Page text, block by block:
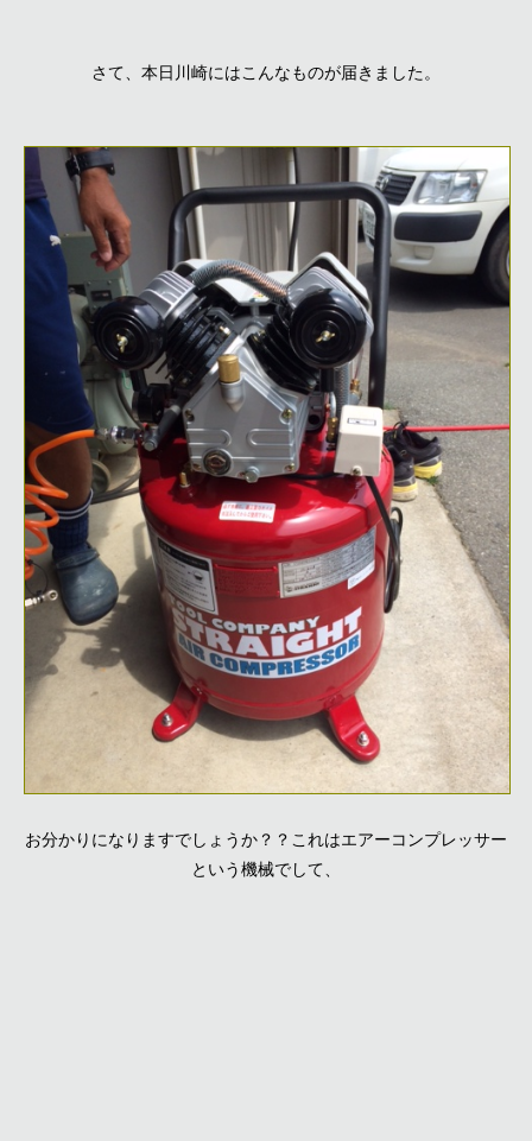
さて、本日川崎にはこんなものが届きました。
お分かりになりますでしょうか？？これはエアーコンプレッサー
という機械でして、